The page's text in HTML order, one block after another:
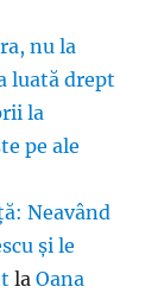
nu la
luată drept
la
pe ale
Neavând
și le
laOana